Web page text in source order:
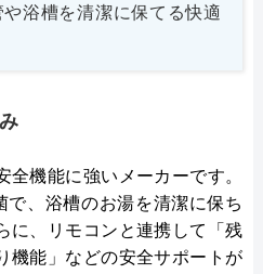
浴槽を清潔に保てる快適
全機能に強いメーカーです。
、浴槽のお湯を清潔に保ち
に、リモコンと連携して「残
機能」などの安全サポートが